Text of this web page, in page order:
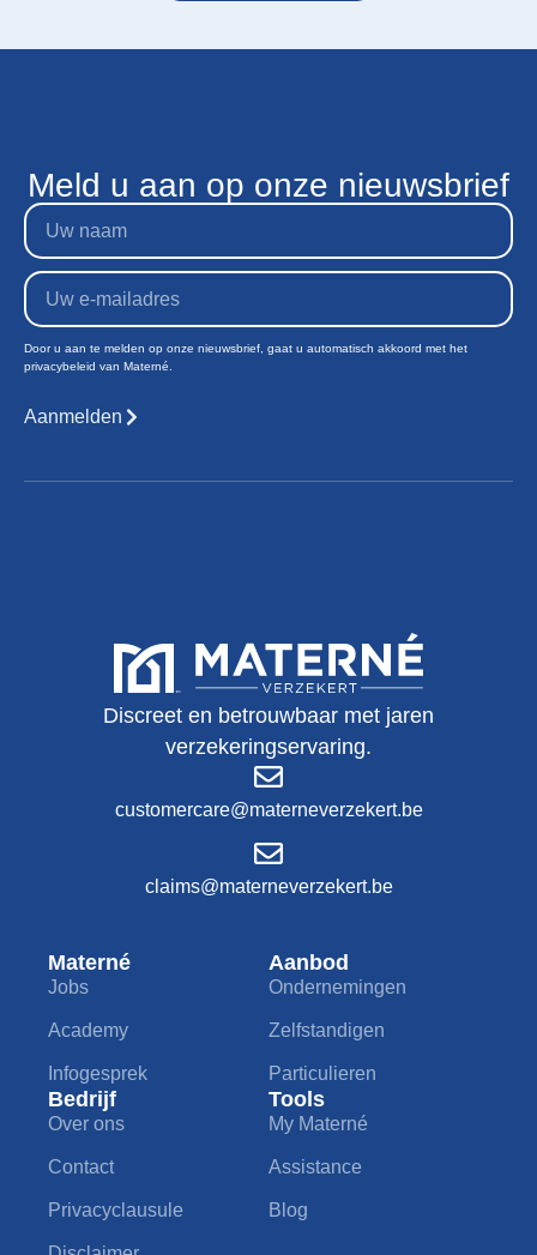
Meld u aan op onze nieuwsbrief
Door u aan te melden op onze nieuwsbrief, gaat u automatisch akkoord met het
privacybeleid van Materné.
Aanmelden
Discreet en betrouwbaar met jaren
verzekeringservaring.
customercare@materneverzekert.be
claims@materneverzekert.be
Materné
Jobs
Academy
Infogesprek
Aanbod
Ondernemingen
Zelfstandigen
Particulieren
Bedrijf
Over ons
Contact
Privacyclausule
Tools
My Materné
Assistance
Blog